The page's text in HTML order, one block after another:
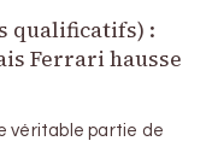
qualificatifs) :
Ferrari hausse
véritable partie de